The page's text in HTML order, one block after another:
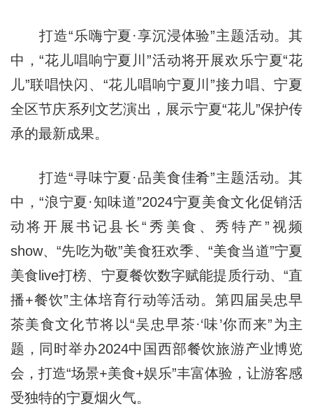
打造“乐嗨宁夏·享沉浸体验”主题活动。其
中，“花儿唱响宁夏川”活动将开展欢乐宁夏“花
儿”联唱快闪、“花儿唱响宁夏川”接力唱、宁夏
全区节庆系列文艺演出，展示宁夏“花儿”保护传
承的最新成果。
打造“寻味宁夏·品美食佳肴”主题活动。其
中，“浪宁夏·知味道”2024宁夏美食文化促销活
动将开展书记县长“秀美食、秀特产”视频
show、“先吃为敬”美食狂欢季、“美食当道”宁夏
美食live打榜、宁夏餐饮数字赋能提质行动、“直
播+餐饮”主体培育行动等活动。第四届吴忠早
茶美食文化节将以“吴忠早茶·‘味’你而来”为主
题，同时举办2024中国西部餐饮旅游产业博览
会，打造“场景+美食+娱乐”丰富体验，让游客感
受独特的宁夏烟火气。